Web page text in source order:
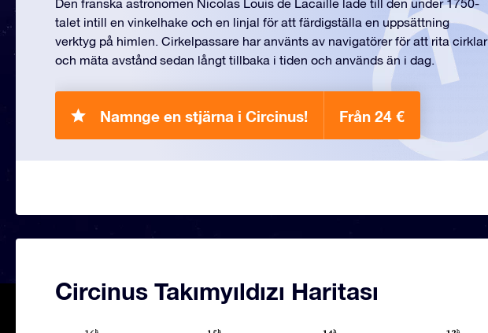
Den franska astronomen Nicolas Louis de Lacaille lade till den under 1750-
talet intill en vinkelhake och en linjal för att färdigställa en uppsättning
verktyg på himlen. Cirkelpassare har använts av navigatörer för att rita cirklar
och mäta avstånd sedan långt tillbaka i tiden och används än i dag.
Namnge en stjärna i Circinus! Från 24 €
Circinus Takımyıldızı Haritası